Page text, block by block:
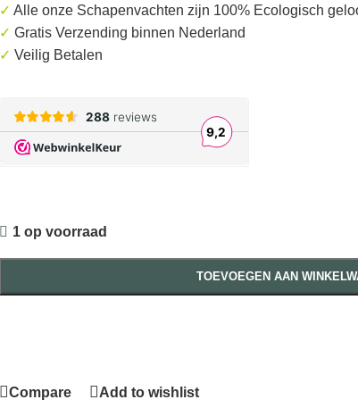
✓ Alle onze Schapenvachten zijn 100% Ecologisch
✓ Gratis Verzending binnen Nederland
✓ Veilig Betalen
1 op voorraad
TOEVOEGEN AAN
Compare Add to wishlist